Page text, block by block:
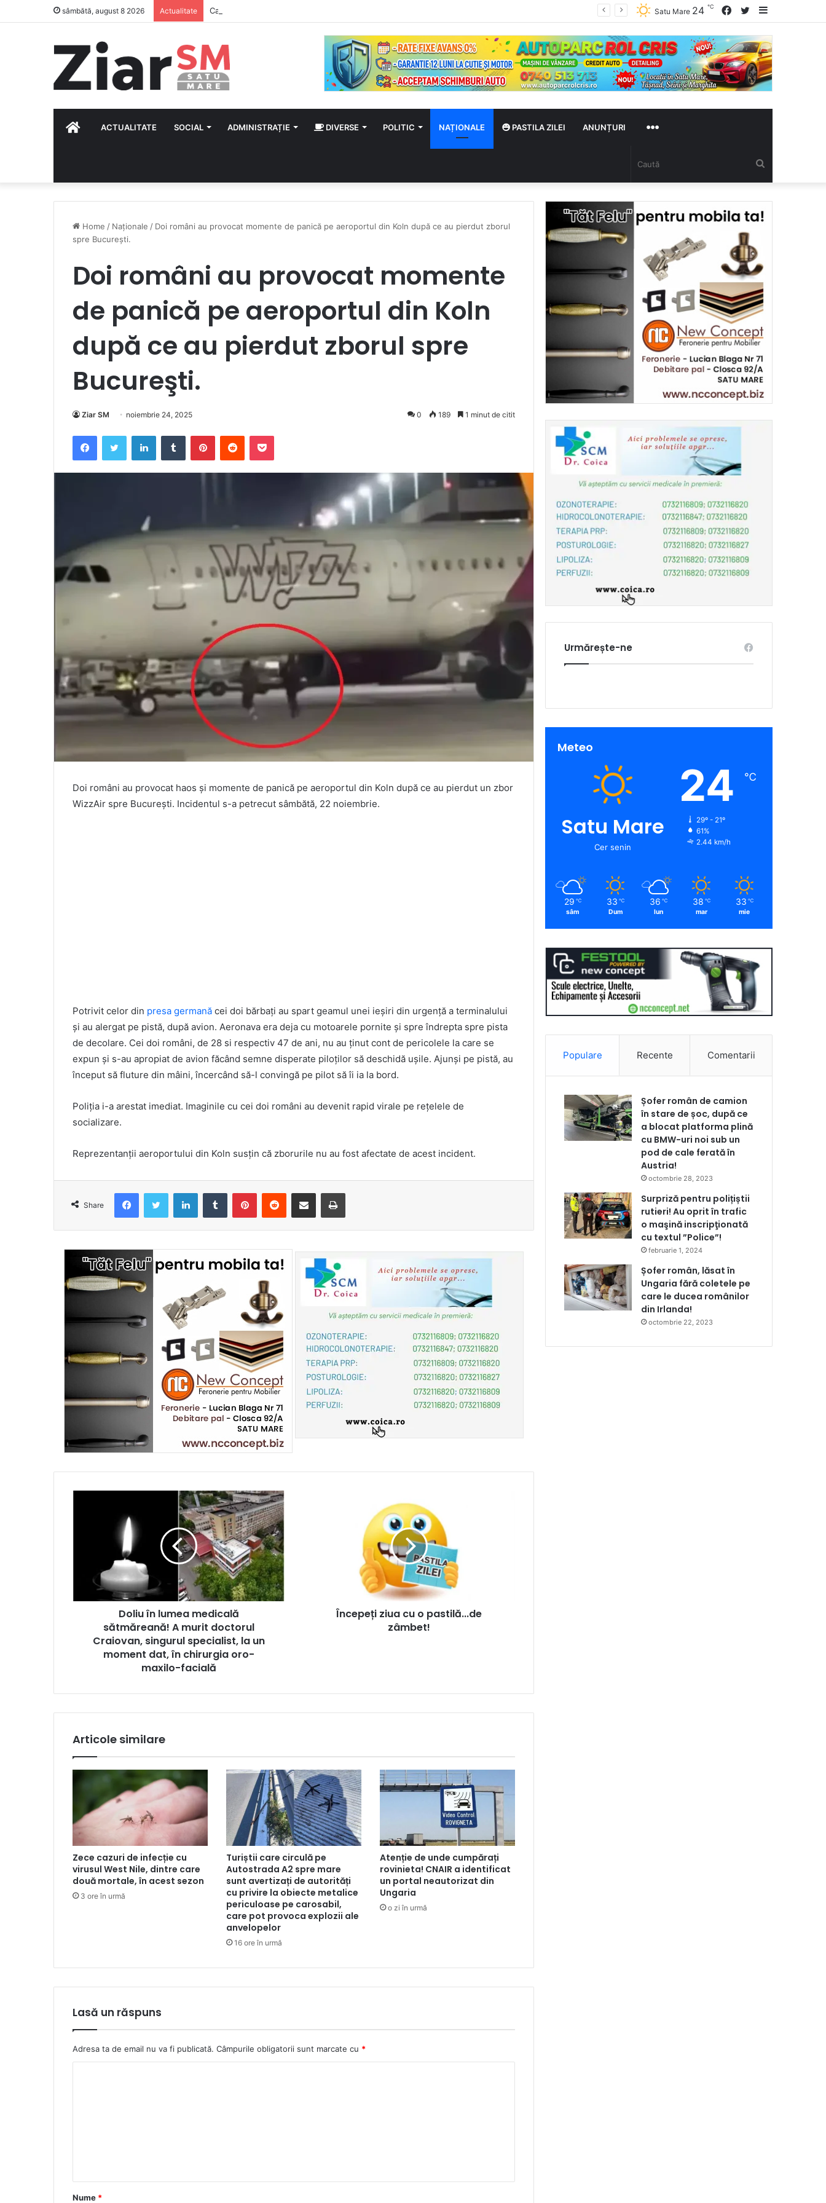
sâmbătă, august 8 2026 Actualitate Calendar Azi – 8 august Sidebar
Twitter
Facebook
Satu Mare 24 ℃
HOMEACTUALITATE SOCIAL ADMINISTRAȚIE DIVERSE POLITIC NAȚIONALE PASTILA ZILEI ANUNȚURI
MULTE
Home / Naționale / Doi români au provocat momente de panică pe aeroportul din Koln după ce au pierdut zborul
spre Bucureşti.
Doi români au provocat momente
de panică pe aeroportul din Koln
după ce au pierdut zborul spre
Bucureşti.
Ziar SM noiembrie 24, 2025 0 189 1 minut de citit
FacebookTwitter LinkedInTumblr PinterestReddit Pocket
Doi români au provocat haos şi momente de panică pe aeroportul din Koln după ce au pierdut un zbor
WizzAir spre Bucureşti. Incidentul s-a petrecut sâmbătă, 22 noiembrie.
Potrivit celor din presa germană cei doi bărbaţi au spart geamul unei ieşiri din urgenţă a terminalului
şi au alergat pe pistă, după avion. Aeronava era deja cu motoarele pornite şi spre îndrepta spre pista
de decolare. Cei doi români, de 28 si respectiv 47 de ani, nu au ţinut cont de pericolele la care se
expun şi s-au apropiat de avion făcând semne disperate piloţilor să deschidă uşile. Ajunși pe pistă, au
început să fluture din mâini, încercând să-l convingă pe pilot să îi ia la bord.
Poliţia i-a arestat imediat. Imaginile cu cei doi români au devenit rapid virale pe reţelele de
socializare.
Reprezentanţii aeroportului din Koln susţin că zborurile nu au fost afectate de acest incident.
Share
FacebookTwitter LinkedInTumblr PinterestReddit Share via Email Print
Doliu în lumea medicală
sătmăreană! A murit doctorul
Craiovan, singurul specialist, la un
moment dat, în chirurgia oro-
maxilo-facială
Începeți ziua cu o pastilă...de
zâmbet!
Articole similare
Zece cazuri de infecție cu
virusul West Nile, dintre care
două mortale, în acest sezon
3 ore în urmă
Turiștii care circulă pe
Autostrada A2 spre mare
sunt avertizați de autorități
cu privire la obiecte metalice
periculoase pe carosabil,
care pot provoca explozii ale
anvelopelor
16 ore în urmă
Atenție de unde cumpărați
rovinieta! CNAIR a identificat
un portal neautorizat din
Ungaria
o zi în urmă
Lasă un răspuns
Adresa ta de email nu va fi publicată. Câmpurile obligatorii sunt marcate cu *
a
r
Nume *
Urmărește-ne
Meteo
Satu Mare
Cer senin
24 ℃
29º - 21º
61%
2.44 km/h
29 ℃
sâm
33 ℃
Dum
36 ℃
lun
38 ℃
mar
33 ℃
mie
Populare Recente Comentarii
Șofer român de camion
în stare de șoc, după ce
a blocat platforma plină
cu BMW-uri noi sub un
pod de cale ferată în
Austria!
octombrie 28, 2023
Surpriză pentru polițiștii
rutieri! Au oprit în trafic
o maşină inscripţionată
cu textul ”Police”!
februarie 1, 2024
Șofer român, lăsat în
Ungaria fără coletele pe
care le ducea românilor
din Irlanda!
octombrie 22, 2023